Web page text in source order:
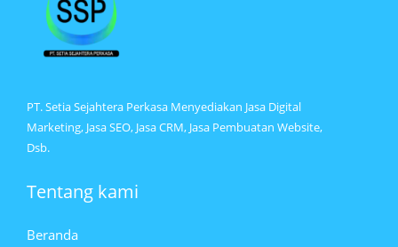
PT. Setia Sejahtera Perkasa Menyediakan Jasa Digital
Marketing, Jasa SEO, Jasa CRM, Jasa Pembuatan Website,
Dsb.
Tentang kami
Beranda